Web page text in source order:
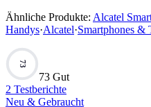
Ähnliche Produkte: Alcatel
Handys·Alcatel·Smartphones &
73
73 Gut
2 Testberichte
Neu & Gebraucht